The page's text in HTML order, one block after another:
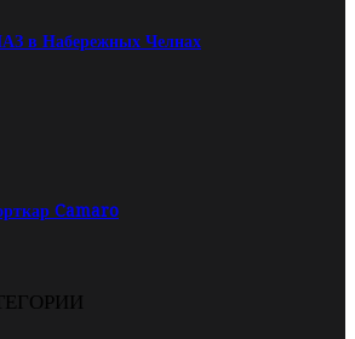
в Набережных Челнах
Camaro